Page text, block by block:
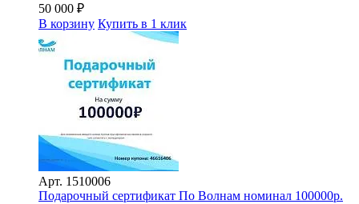
50 000 ₽
В корзину Купить в 1 клик
Арт. 1510006
Подарочный сертификат По Волнам номинал 100000р.